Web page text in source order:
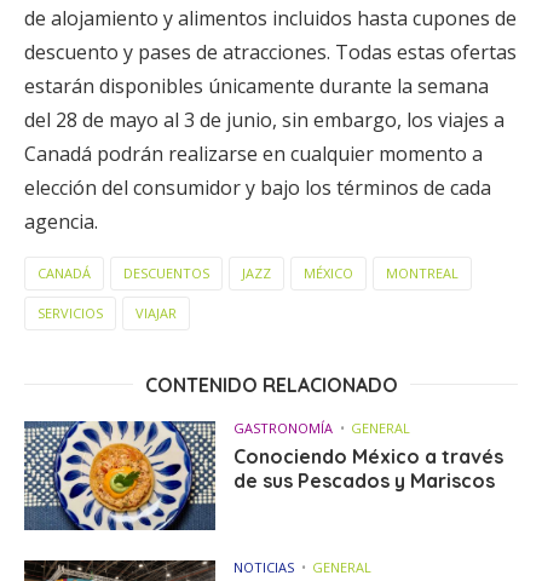
de alojamiento y alimentos incluidos hasta cupones de
descuento y pases de atracciones. Todas estas ofertas
estarán disponibles únicamente durante la semana
del 28 de mayo al 3 de junio, sin embargo, los viajes a
Canadá podrán realizarse en cualquier momento a
elección del consumidor y bajo los términos de cada
agencia.
CANADÁ DESCUENTOS JAZZ MÉXICO MONTREAL
SERVICIOS VIAJAR
CONTENIDO RELACIONADO
GASTRONOMÍA GENERAL
Conociendo México a través
de sus Pescados y Mariscos
NOTICIAS GENERAL